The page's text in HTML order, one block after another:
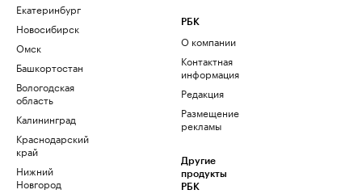
Екатеринбург
Новосибирск
Омск
Башкортостан
Вологодская
область
Калининград
Краснодарский
край
Нижний
Новгород
РБК
О компании
Контактная
информация
Редакция
Размещение
рекламы
Другие
продукты
РБК